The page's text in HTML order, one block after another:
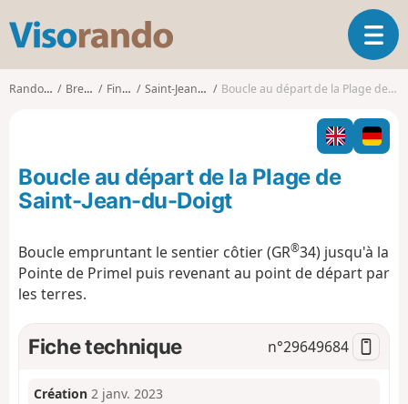
s
o
o
O
u
i
r
l
g
i
Randonnées Bretagne Finistère Saint-Jean-du-Doigt Boucle au départ de la Plage de Saint-Jean-du-Doigt
Boucle au départ de la Plage de
Saint-Jean-du-Doigt
Boucle empruntant le sentier côtier (GR®34) jusqu'à la
Pointe de Primel puis revenant au point de départ par
les terres.
Fiche technique n°29649684
Création 2 janv. 2023